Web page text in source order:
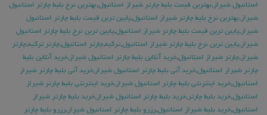
استانبول شیراز ,بهترین قیمت بلیط چارتر شیراز استانبول,بهترین نرخ بلیط چارتر استانبول
شیراز ,بهترین نرخ بلیط چارتر شیراز استانبول,پایین ترین قیمت بلیط چارتر استانبول
شیراز ,پایین ترین قیمت بلیط چارتر شیراز استانبول,پایین ترین نرخ بلیط چارتر استانبول
شیراز ,پایین ترین نرخ بلیط چارتر شیراز استانبول,ترکیه,چارتر استانبول,چارتر ترکیه,چارتر
شیراز ,چارتر شیراز استانبول,خرید آنلاین بلیط چارتر استانبول شیراز ,خرید آنلاین بلیط
چارتر شیراز استانبول,خرید آنی بلیط چارتر استانبول شیراز ,خرید آنی بلیط چارتر شیراز
استانبول,خرید اینترنتی بلیط چارتر استانبول شیراز ,خرید اینترنتی بلیط چارتر شیراز
استانبول,خرید بلیط چارتر ,خرید بلیط چارتر استانبول شیراز ,خرید بلیط چارتر شیراز
استانبول,خرید بلیط شیراز استانبول,رزرو بلیط چارتر استانبول شیراز ,رزرو بلیط چارتر